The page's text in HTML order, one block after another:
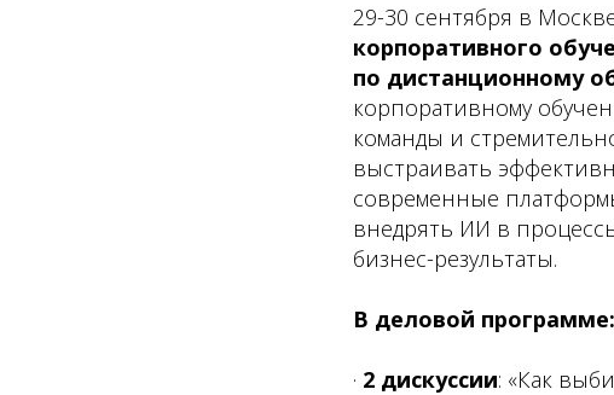
29-30 сентября в
корпоративного
по дистанционному
корпоративному
команды и
выстраивать
современные
внедрять ИИ в
бизнес-результаты.
В деловой программе:
· 2 дискуссии: «Как